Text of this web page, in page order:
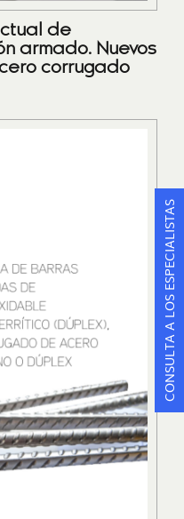
de
armado. Nuevos
corrugado
CONSULTA A LOS ESPECIALISTAS